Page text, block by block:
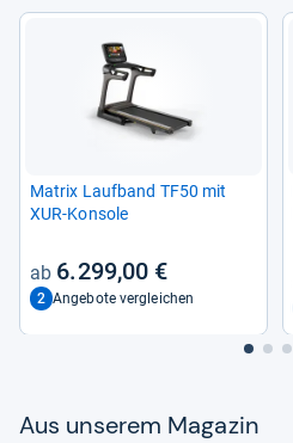
Matrix Lauf­band TF50 mit
XUR-​Kon­sole
6.299,00 €
2 Angebote vergleichen
Aus unse­rem Maga­zin